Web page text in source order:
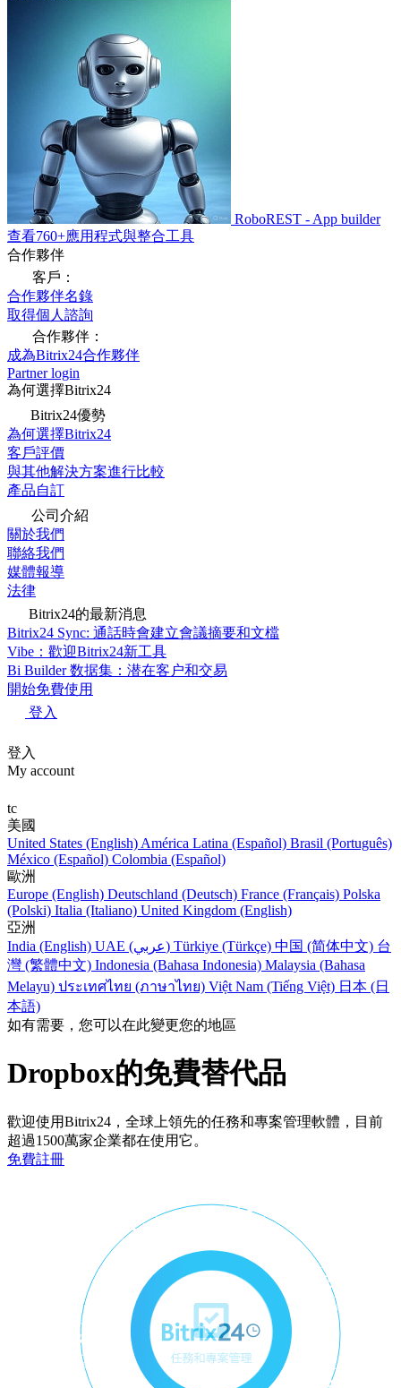
RoboREST - App builder
查看760+應用程式與整合工具
合作夥伴
客戶：
合作夥伴名錄
取得個人諮詢
合作夥伴：
成為Bitrix24合作夥伴
Partner login
為何選擇Bitrix24
Bitrix24優勢
為何選擇Bitrix24
客戶評價
與其他解決方案進行比較
產品自訂
公司介紹
關於我們
聯絡我們
媒體報導
法律
Bitrix24的最新消息
Bitrix24 Sync: 通話時會建立會議摘要和文檔
Vibe：歡迎Bitrix24新工具
Bi Builder 数据集：潜在客户和交易
開始免費使用
登入
登入
My account
tc
美國
United States (English) América Latina (Español) Brasil (Português)
México (Español) Colombia (Español)
歐洲
Europe (English) Deutschland (Deutsch) France (Français) Polska
(Polski) Italia (Italiano) United Kingdom (English)
亞洲
India (English)
UAE (عربي) Türkiye (Türkçe) 中国 (简体中文) 台
灣 (繁體中文) Indonesia (Bahasa Indonesia) Malaysia (Bahasa
Melayu) ประเทศไทย (ภาษาไทย) Việt Nam (Tiếng Việt) 日本 (日
本語)
如有需要，您可以在此變更您的地區
Dropbox的免費替代品
歡迎使用Bitrix24，全球上領先的任務和專案管理軟體，目前
超過1500萬家企業都在使用它。
免費註冊